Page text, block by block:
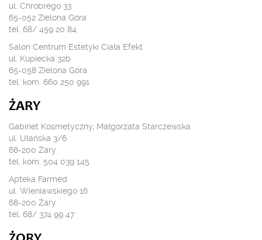
ul. Chrobrego 33
65-052 Zielona Góra
tel. 68/ 459 20 84
Salon Centrum Estetyki Ciała Efekt
ul. Kupiecka 32b
65-058 Zielona Góra
tel. kom. 660 250 991
ŻARY
Gabinet Kosmetyczny, Małgorzata Starczewska
ul. Ułańska 3/6
68-200 Żary
tel. kom. 504 039 145
Apteka Farmed
ul. Wieniawskiego 16
68-200 Żary
tel. 68/ 374 99 47